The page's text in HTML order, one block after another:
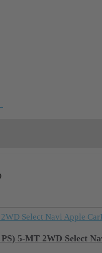
5-MT 2WD Select